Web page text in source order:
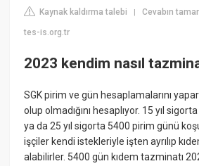
Kaynak kaldırma talebi |Cevabın
tes-is.org.tr
2023 kendim nasıl
SGK pirim ve gün hesaplamalarını
olup olmadığını hesaplıyor. 15 yıl
ya da 25 yıl sigorta 5400 pirim günü
işçiler kendi istekleriyle işten ayrılıp
alabilirler. 5400 gün kıdem tazminatı